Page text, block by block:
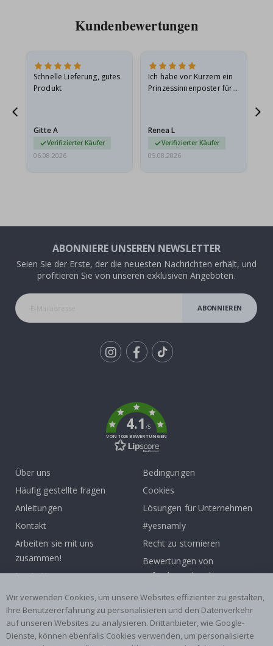
Kundenbewertungen
Schnelle Lieferung, gutes
Produkt
Gitte A
Verifizierter Käufer
06.08.2026
Ich habe vor Kurzem ein
Prinzessinnenposter für
beschädigt…
Renea L
Verifizierter Käufer
05.08.2026
ABONNIERE UNSEREN NEWSLETTER
Seien Sie der Erste, der die neuesten Nachrichten erhält, und
profitieren Sie von unseren exklusiven Angeboten.
ABONNIEREN
4.1/5
VON 1025 BEWERTUNGEN
Über uns
Häufig gestellte fragen
Anleitungen
Kontakt
Arbeiten sie mit uns
zusammen!
Inspiration
Bedingungen
Cookies
Lösungen für Unternehmen
#yesnamly
Recht zu stornieren
Bewertungen von
zufriedenen kunden
Beliebte Kategorien
Namensaufkleber
Wandtattoos
Wir verwenden Cookies, um unsere Websites effizienter zu gestalten,
Ihre Benutzererfahrung zu personalisieren und den Datenverkehr
auf unseren Websites zu analysieren. Drittanbieter, wie Google-
Dienste, können ebenfalls Cookies verwenden, um personalisierte